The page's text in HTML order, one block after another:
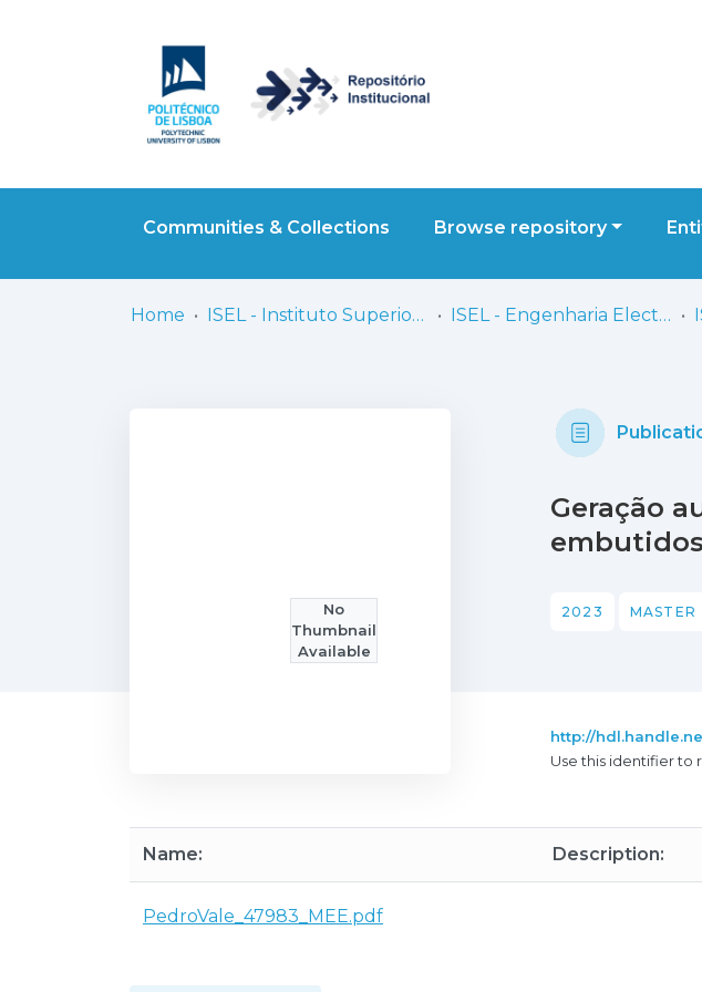
Communities & Collections Browse repository
Home ISEL - Instituto Superior de Engenharia de Lisboa ISEL - Engenharia Electrotécnica
No
Thumbnail
Available
Geração
2023 MASTER
http://
Use this identifier to
Name: Description:
PedroVale_47983_MEE.pdf